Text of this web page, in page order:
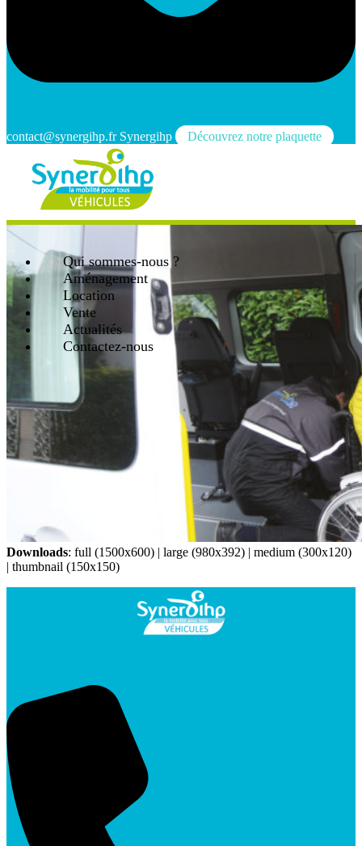
contact@synergihp.fr Synergihp Découvrez notre plaquette
Qui sommes-nous ?
Aménagement
Location
Vente
Actualités
Contactez-nous
Open mobile menu Close mobile menu
Downloads: full (1500x600) | large (980x392) | medium (300x120)
| thumbnail (150x150)